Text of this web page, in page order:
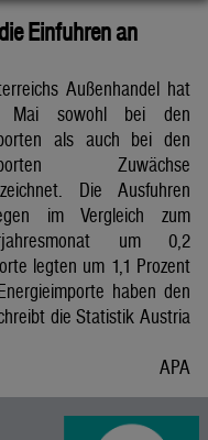
Einfuhren an
Außenhandel hat
Mai sowohl bei den
als auch bei den
Zuwächse
Die Ausfuhren
im Vergleich zum
um 0,2
legten um 1,1 Prozent
haben den
die Statistik Austria
APA